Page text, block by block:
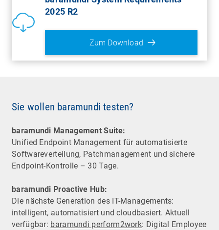
2025 R2
Zum Download
Sie wollen baramundi testen?
baramundi Management Suite:
Unified Endpoint Management für automatisierte
Software­verteilung, Patchmanagement und sichere
Endpoint-Kontrolle – 30 Tage.
baramundi Proactive Hub:
Die nächste Generation des IT-Managements:
intelligent, automatisiert und cloudbasiert. Aktuell
verfügbar: baramundi perform2work: Digital Employee